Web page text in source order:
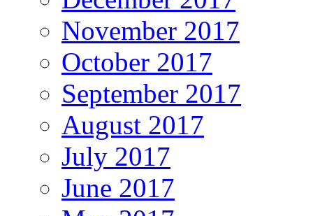
November 2017
October 2017
September 2017
August 2017
July 2017
June 2017